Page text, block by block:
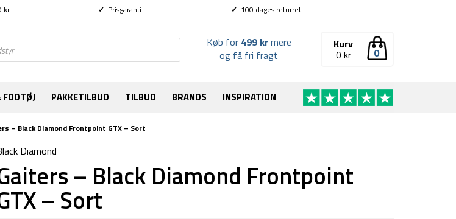
kr ✓ Prisgaranti ✓ 100 dages returret
0
Kurv
0 kr
Køb for 499 krmere
og få fri fragt
PAKKETILBUD TILBUD BRANDS INSPIRATION
– Black Diamond Frontpoint GTX – Sort
Diamond
– Black Diamond Frontpoint
– Sort